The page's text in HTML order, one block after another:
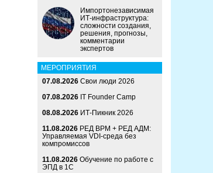
Импортонезависимая
ИТ-инфраструктура:
сложности создания,
решения, прогнозы,
комментарии
экспертов
МЕРОПРИЯТИЯ
07.08.2026 Свои люди 2026
07.08.2026 IT Founder Camp
08.08.2026 ИТ-Пикник 2026
11.08.2026 РЕД ВРМ + РЕД АДМ:
Управляемая VDI-среда без
компромиссов
11.08.2026 Обучение по работе с
ЭПД в 1С